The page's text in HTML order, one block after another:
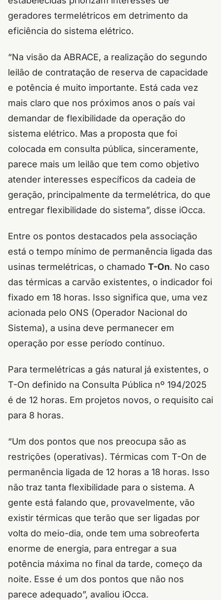
geradores termelétricos em detrimento da
eficiência do sistema elétrico.
“Na visão da ABRACE, a realização do segundo
leilão de contratação de reserva de capacidade
e potência é muito importante. Está cada vez
mais claro que nos próximos anos o país vai
demandar de flexibilidade da operação do
sistema elétrico. Mas a proposta que foi
colocada em consulta pública, sinceramente,
parece mais um leilão que tem como objetivo
atender interesses específicos da cadeia de
geração, principalmente da termelétrica, do que
entregar flexibilidade do sistema”, disse iOcca.
Entre os pontos destacados pela associação
está o tempo mínimo de permanência ligada das
usinas termelétricas, o chamado T-On. No caso
das térmicas a carvão existentes, o indicador foi
fixado em 18 horas. Isso significa que, uma vez
acionada pelo ONS (Operador Nacional do
Sistema), a usina deve permanecer em
operação por esse período contínuo.
Para termelétricas a gás natural já existentes, o
T-On definido na Consulta Pública nº 194/2025
é de 12 horas. Em projetos novos, o requisito cai
para 8 horas.
“Um dos pontos que nos preocupa são as
restrições (operativas). Térmicas com T-On de
permanência ligada de 12 horas a 18 horas. Isso
não traz tanta flexibilidade para o sistema. A
gente está falando que, provavelmente, vão
existir térmicas que terão que ser ligadas por
volta do meio-dia, onde tem uma sobreoferta
enorme de energia, para entregar a sua
potência máxima no final da tarde, começo da
noite. Esse é um dos pontos que não nos
parece adequado”, avaliou iOcca.